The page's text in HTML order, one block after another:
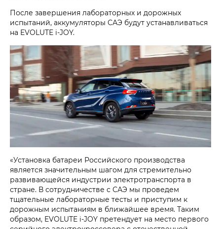
После завершения лабораторных и дорожных
испытаний, аккумуляторы САЭ будут устанавливаться
на EVOLUTE i‑JOY.
«Установка батареи Российского производства
является значительным шагом для стремительно
развивающейся индустрии электротранспорта в
стране. В сотрудничестве с САЭ мы проведем
тщательные лабораторные тесты и приступим к
дорожным испытаниям в ближайшее время. Таким
образом, EVOLUTE i‑JOY претендует на место первого